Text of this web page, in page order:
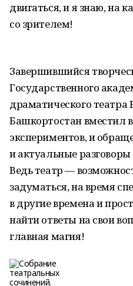
двигаться, и я знаю, на
со зрителем!
Завершившийся
Государственного
драматического театра
Башкортостан вместил
экспериментов, и
и актуальные
Ведь театр —
задуматься, на время
в другие времена и
найти ответы на свои
главная магия!